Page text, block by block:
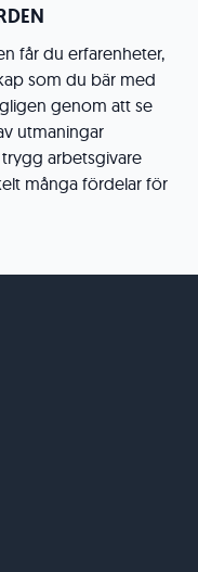
får du erfarenheter,
som du bär med
genom att se
utmaningar
arbetsgivare
många fördelar för